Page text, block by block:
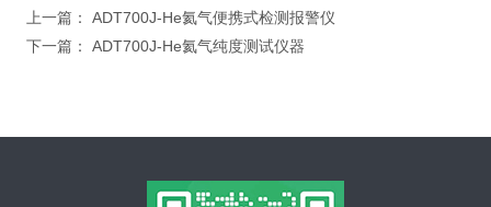
上一篇： ADT700J-He氦气便携式检测报警仪
下一篇： ADT700J-He氦气纯度测试仪器